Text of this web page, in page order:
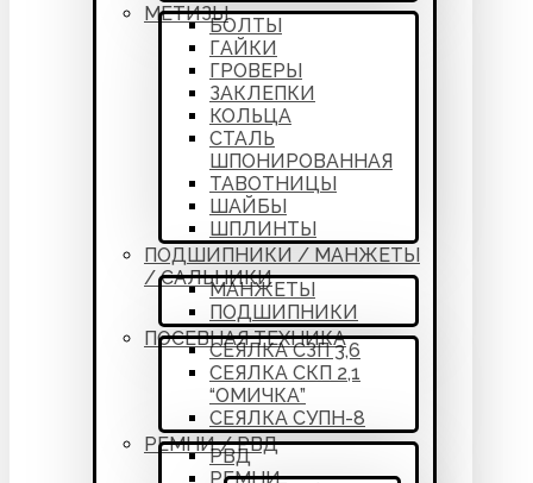
МЕТИЗЫ
БОЛТЫ
ГАЙКИ
ГРОВЕРЫ
ЗАКЛЕПКИ
КОЛЬЦА
СТАЛЬ
ШПОНИРОВАННАЯ
ТАВОТНИЦЫ
ШАЙБЫ
ШПЛИНТЫ
ПОДШИПНИКИ / МАНЖЕТЫ
/ САЛЬНИКИ
МАНЖЕТЫ
ПОДШИПНИКИ
ПОСЕВНАЯ ТЕХНИКА
СЕЯЛКА СЗП 3,6
СЕЯЛКА СКП 2,1
“ОМИЧКА”
СЕЯЛКА СУПН-8
РЕМНИ / РВД
РВД
РЕМНИ